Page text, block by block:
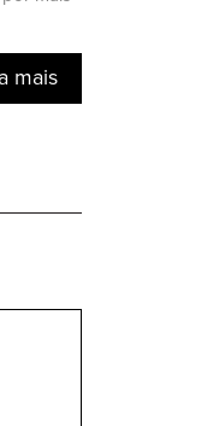
mais